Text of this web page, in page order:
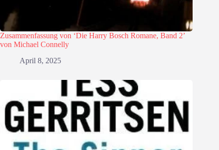
Zusammenfassung von ‘Die Harry Bosch Romane, Band 2’
von Michael Connelly
April 8, 2025